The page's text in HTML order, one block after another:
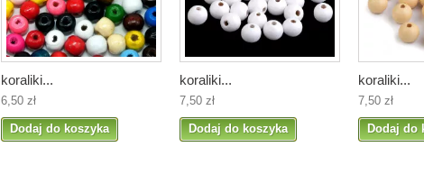
koraliki...
6,50 zł
Dodaj do koszyka
koraliki...
7,50 zł
Dodaj do koszyka
koraliki...
7,50 zł
Dodaj do